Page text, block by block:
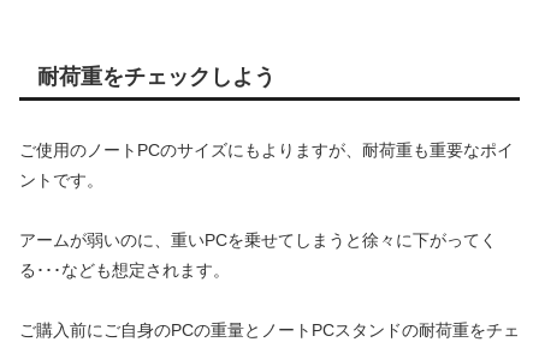
耐荷重をチェックしよう
ご使用のノートPCのサイズにもよりますが、耐荷重も重要なポイ
ントです。
アームが弱いのに、重いPCを乗せてしまうと徐々に下がってく
る･･･なども想定されます。
ご購入前にご自身のPCの重量とノートPCスタンドの耐荷重をチェ